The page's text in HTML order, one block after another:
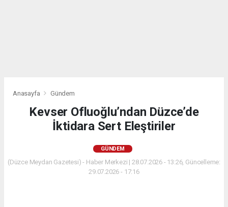
Anasayfa Gündem
Kevser Ofluoğlu’ndan Düzce’de
İktidara Sert Eleştiriler
GÜNDEM
(Düzce Meydan Gazetesi) - Haber Merkezi | 28.07.2026 - 13:26, Güncelleme:
29.07.2026 - 17:16